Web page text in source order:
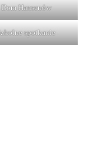
Dom Hansenów
spotkanie